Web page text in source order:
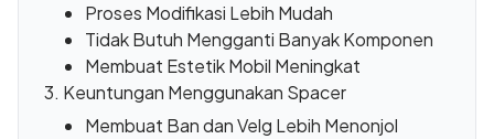
Proses Modifikasi Lebih Mudah
Tidak Butuh Mengganti Banyak Komponen
Membuat Estetik Mobil Meningkat
Keuntungan Menggunakan Spacer
Membuat Ban dan Velg Lebih Menonjol